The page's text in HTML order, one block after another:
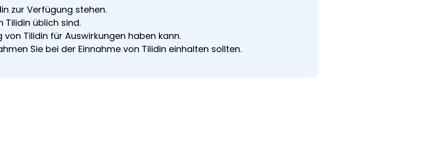
zur Verfügung stehen.
Tilidin üblich sind.
Tilidin für Auswirkungen haben kann.
Sie bei der Einnahme von Tilidin einhalten sollten.